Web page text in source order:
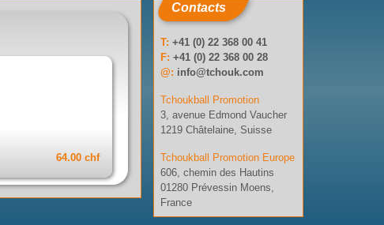
64.00 chf
Contacts
T: +41 (0) 22 368 00 41
F: +41 (0) 22 368 00 28
@: info@tchouk.com
Tchoukball Promotion
3, avenue Edmond Vaucher
1219 Châtelaine, Suisse
Tchoukball Promotion Europe
606, chemin des Hautins
01280 Prévessin Moens,
France